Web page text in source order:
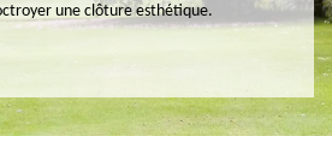
une clôture esthétique.